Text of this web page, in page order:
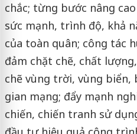
chắc; từng bước nâng
sức mạnh, trình độ, khả
của toàn quân; công tác
đảm chặt chẽ, chất
chẽ vùng trời, vùng biển,
gian mạng; đẩy mạnh
chiến, chiến tranh sử